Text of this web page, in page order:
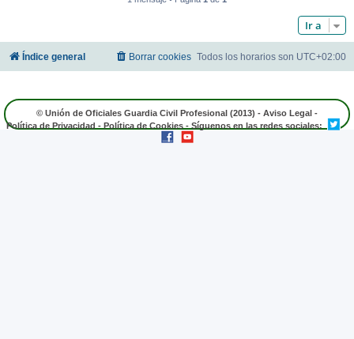
Ir a
Índice general Todos los horarios son UTC+02:00
Borrar cookies
© Unión de Oficiales Guardia Civil Profesional (2013) - Aviso Legal -
Política de Privacidad - Política de Cookies - Síguenos en las redes sociales: